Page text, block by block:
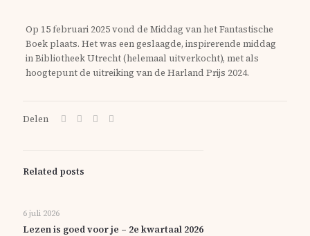
Op 15 februari 2025 vond de Middag van het Fantastische
Boek plaats. Het was een geslaagde, inspirerende middag
in Bibliotheek Utrecht (helemaal uitverkocht), met als
hoogtepunt de uitreiking van de Harland Prijs 2024.
Delen
Related posts
6 juli 2026
Lezen is goed voor je – 2e kwartaal 2026